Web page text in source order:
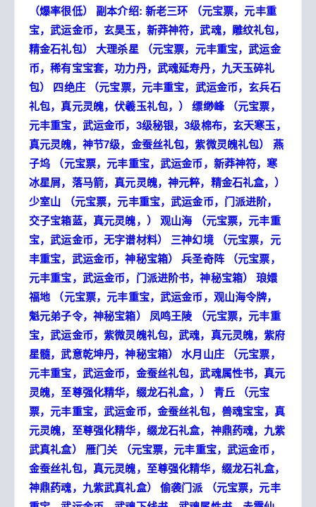
（爆率很低）
副本介绍: 新老三环
（元宝票，元丰重
宝，武运金币，玄昊玉，新莽神符，武魂，雕纹礼包，
精金石礼包）
大理杀星
（元宝票，元丰重宝，武运金
币，稀有宝宝套，功力丹，武魂延寿丹，九天玉碎礼
包）
四绝庄
（元宝票，元丰重宝，武运金币，玄兵石
礼包，真元灵魄，伏羲玉礼包，）
缥缈峰
（元宝票，
元丰重宝，武运金币，3级秘银，3级棉布，玄天寒玉，
真元灵魄，神节7级，金蚕丝礼包，紫微灵魄礼包）
燕
子坞
（元宝票，元丰重宝，武运金币，新莽神符，寒
冰星屑，落马箭，真元灵魄，神元粹，精金石礼盒，）
少室山
（元宝票，元丰重宝，武运金币，门派进阶，
交子宝箱蓝，真元灵魄，）
观山海
（元宝票，元丰重
宝，武运金币，无字谱材料）
三神幻境
（元宝票，元
丰重宝，武运金币，神秘宝箱）
兵圣奇阵
（元宝票，
元丰重宝，武运金币，门派进阶书，神秘宝箱）
琅嬛
福地
（元宝票，元丰重宝，武运金币，观山海令牌，
魁元弟子令，神秘宝箱）
凤鸣王陵
（元宝票，元丰重
宝，武运金币，紫微灵魄礼包，武魂，真元灵魄，紫府
星髓，武意乾坤丹，神秘宝箱）
水月山庄
（元宝票，
元丰重宝，武运金币，金蚕丝礼包，武魂属性书，真元
灵魄，至尊强化精华，缀龙石礼盒，）
青丘
（元宝
票，元丰重宝，武运金币，金蚕丝礼包，兽魂宝宝，真
元灵魄，至尊强化精华，缀龙石礼盒，神鼎药魂，九紫
武真礼盒）
雁门关
（元宝票，元丰重宝，武运金币，
金蚕丝礼包，真元灵魄，至尊强化精华，缀龙石礼盒，
神鼎药魂，九紫武真礼盒）
偷袭门派
（元宝票，元丰